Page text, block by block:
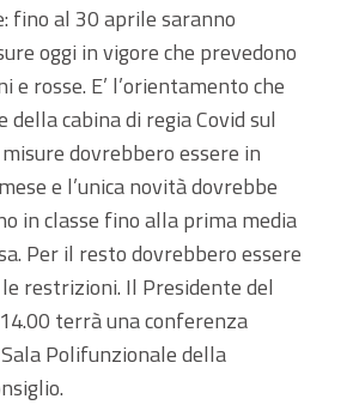
fino al 30 aprile saranno
oggi in vigore che prevedono
e rosse. E’ l’orientamento che
cabina di regia Covid sul
dovrebbero essere in
e l’unica novità dovrebbe
in classe fino alla prima media
Per il resto dovrebbero essere
restrizioni. Il Presidente del
terrà una conferenza
Polifunzionale della